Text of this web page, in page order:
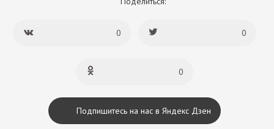
0 0
0
Подпишитесь на нас в Яндекс Дзен